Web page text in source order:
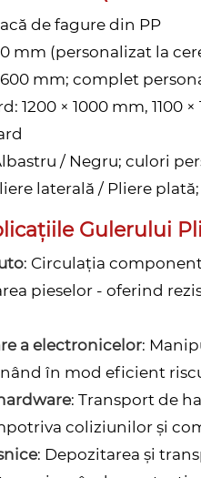
de fagure din PP
mm (personalizat la
mm; complet
1200 × 1000 mm,
/ Negru; culori
laterală / Pliere
Gulerului
: Circulația
pieselor - oferind
a electronicelor:
în mod eficient
: Transport de
coliziunilor și
: Depozitarea și